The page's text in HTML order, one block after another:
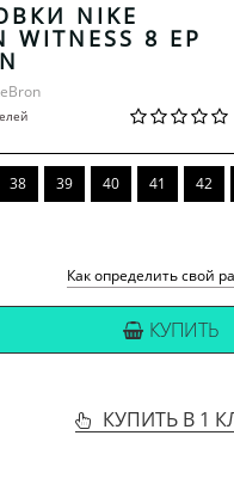
NIKE
WITNESS 8 EP
38 39 40 41 42
Как определить свой
КУПИТЬ
КУПИТЬ В 1